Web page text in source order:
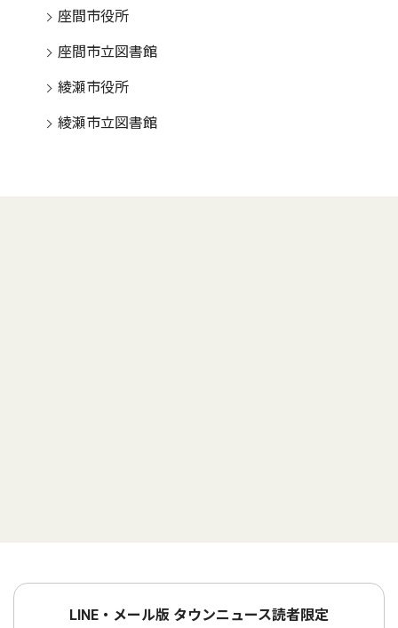
座間市役所
座間市立図書館
綾瀬市役所
綾瀬市立図書館
LINE・メール版 タウンニュース読者限定